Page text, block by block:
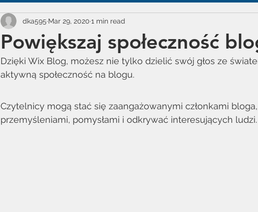
Powiększaj społeczność
dka595 Mar 29, 2020 1 min read
Dzięki Wix Blog, możesz nie tylko dzielić swój głos ze
aktywną społeczność na blogu.
Czytelnicy mogą stać się zaangażowanymi członkami
przemyśleniami, pomysłami i odkrywać interesujących ludzi.